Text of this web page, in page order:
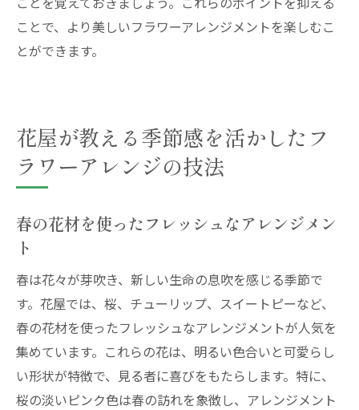
ことで、より美しいフラワーアレンジメントを楽しむこ
とができます。
花屋が教える季節感を活かしたフ
ラワーアレンジの技法
春の花材を使ったフレッシュなアレンジメン
ト
春は花々が芽吹き、新しい生命の息吹を感じる季節で
す。花屋では、桜、チューリップ、スイートピーなど、
春の花材を使ったフレッシュなアレンジメントが人気を
集めています。これらの花は、明るい色合いと可愛らし
い形状が特徴で、見る者に喜びをもたらします。特に、
桜の淡いピンク色は春の訪れを象徴し、アレンジメント